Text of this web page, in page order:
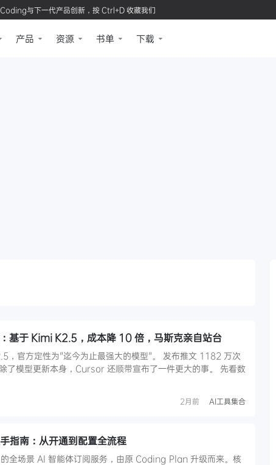
与下一代产品创新，按 Ctrl+D 收藏我们
产品 资源 书单 下载
于 Kimi K2.5，成本降 10 倍，马斯克亲自站台
官方定性为"迄今为止最强大的模型"。 发布推文 1182 万次
了模型更新本身，Cursor 还顺带宣布了一件更大的事。 先看数
2月前 AI工具集合
指南：从开通到配置全流程
全场景 AI 智能体订阅服务，由原 Coding Plan 升级而来。核